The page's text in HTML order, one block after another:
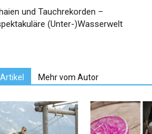
und Tauchrekorden –
(Unter-)Wasserwelt
Mehr vom Autor